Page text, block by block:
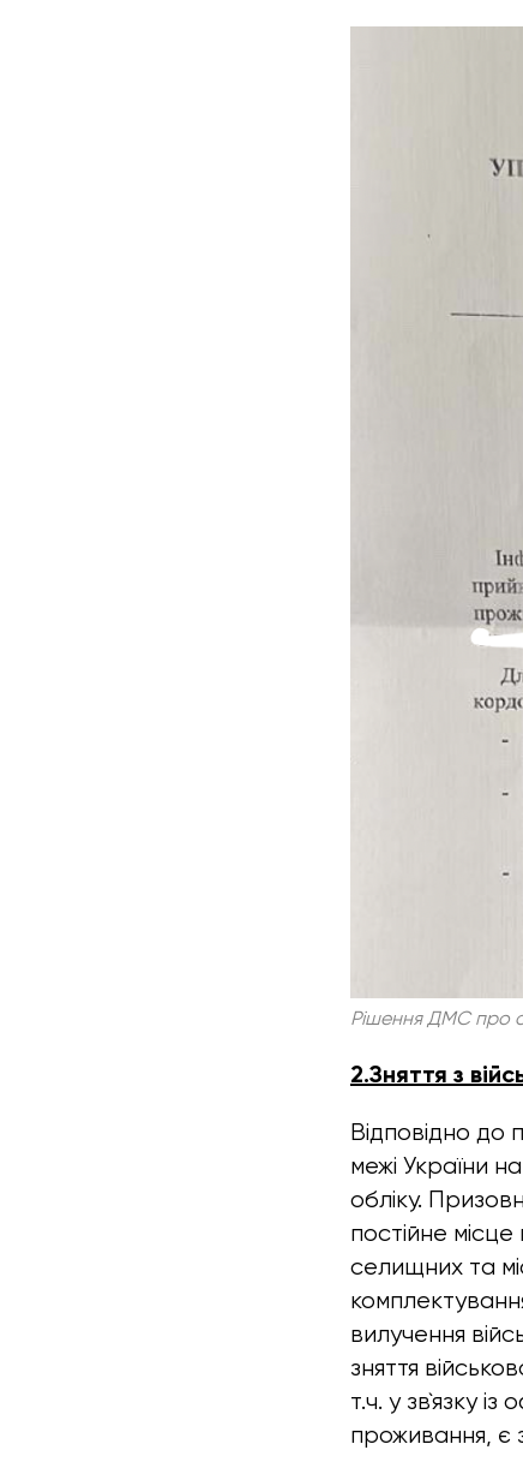
Рішення ДМС про
2.Зняття з
Відповідно до
межі України
обліку.
постійне
селищних та
вилучення
зняття
т.ч. у зв`язку
проживання, є